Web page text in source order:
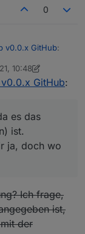
0
v0.0.x GitHub:
denn mit
auf das
es das
10:48
GitHub:
es das
ist.
ja, doch wo
Ich frage,
ist,
der